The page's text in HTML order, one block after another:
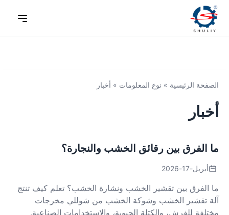
الصفحة الرئيسية » نوع المعلومات » أخبار
أخبار
ما الفرق بين رقائق الخشب والنجارة؟
أبريل-17-2026
ما الفرق بين تقشير الخشب ونشارة الخشب؟ تعلم كيف تنتج
آلة تقشير الخشب وشوكة الخشب من شوللي مخرجات
مختلفة للفرش، والكتلة الحيوية، والاستخدامات الصناعية.